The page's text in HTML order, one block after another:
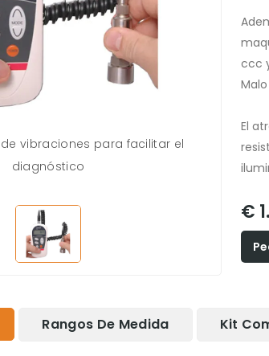
de vibraciones para facilitar el
diagnóstico
ccc
El
€
Rangos De Medida Kit